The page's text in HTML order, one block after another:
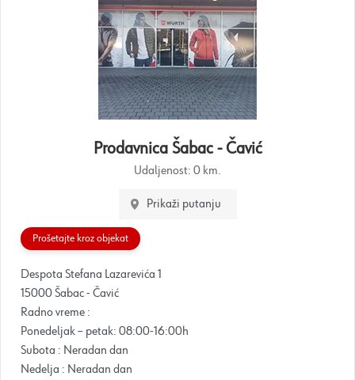
Prodavnica Šabac - Čavić
Udaljenost: 0 km.
Prikaži putanju
Prošetajte kroz objekat
Despota Stefana Lazarevića 1
15000 Šabac - Čavić
Radno vreme :
Ponedeljak – petak: 08:00-16:00h
Subota : Neradan dan
Nedelja : Neradan dan